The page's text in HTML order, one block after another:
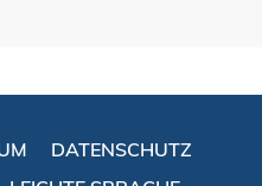
DATENSCHUTZ